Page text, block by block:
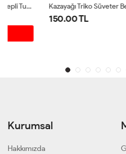
Kazayağı Triko Süveter Bej NFS14489
150.00 TL
Kurumsal
Hakkımızda